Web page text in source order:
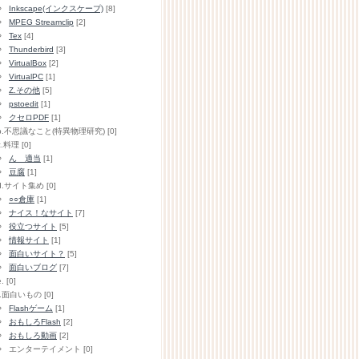
Inkscape(インクスケープ) [8]
MPEG Streamclip [2]
Tex [4]
Thunderbird [3]
VirtualBox [2]
VirtualPC [1]
Z.その他 [5]
pstoedit [1]
クセロPDF [1]
不思議なこと(特異物理研究) [0]
料理 [0]
ん 適当 [1]
豆腐 [1]
サイト集め [0]
○○倉庫 [1]
ナイス！なサイト [7]
役立つサイト [5]
情報サイト [1]
面白いサイト？ [5]
面白いブログ [7]
[0]
面白いもの [0]
Flashゲーム [1]
おもしろFlash [2]
おもしろ動画 [2]
エンターテイメント [0]